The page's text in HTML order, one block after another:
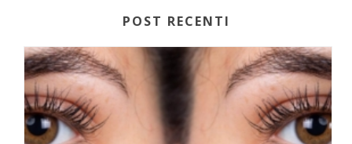
POST RECENTI